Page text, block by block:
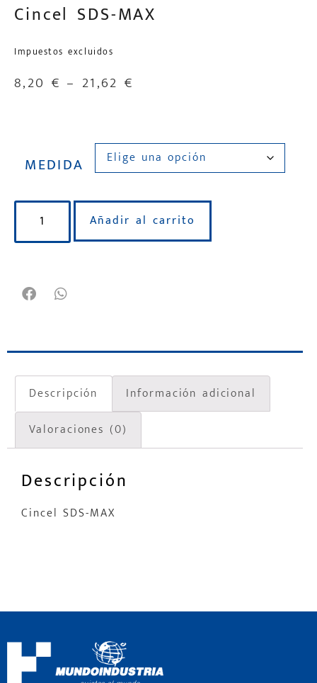
Cincel SDS-MAX
Impuestos excluidos
8,20 € – 21,62 €
MEDIDA
Añadir al carrito
Descripción
Información adicional
Valoraciones (0)
Descripción
Cincel SDS-MAX